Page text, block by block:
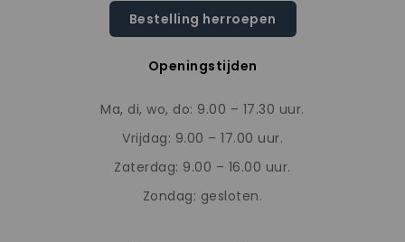
Bestelling herroepen
Openingstijden
Ma, di, wo, do: 9.00 – 17.30 uur.
Vrijdag: 9.00 – 17.00 uur.
Zaterdag: 9.00 – 16.00 uur.
Zondag: gesloten.